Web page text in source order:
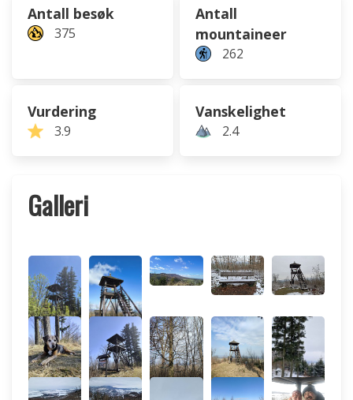
Antall besøk
375
Antall
mountaineer
262
Vurdering
3.9
Vanskelighet
2.4
Galleri